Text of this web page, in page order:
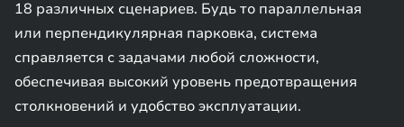
18 различных сценариев. Будь то параллельная
или перпендикулярная парковка, система
справляется с задачами любой сложности,
обеспечивая высокий уровень предотвращения
столкновений и удобство эксплуатации.